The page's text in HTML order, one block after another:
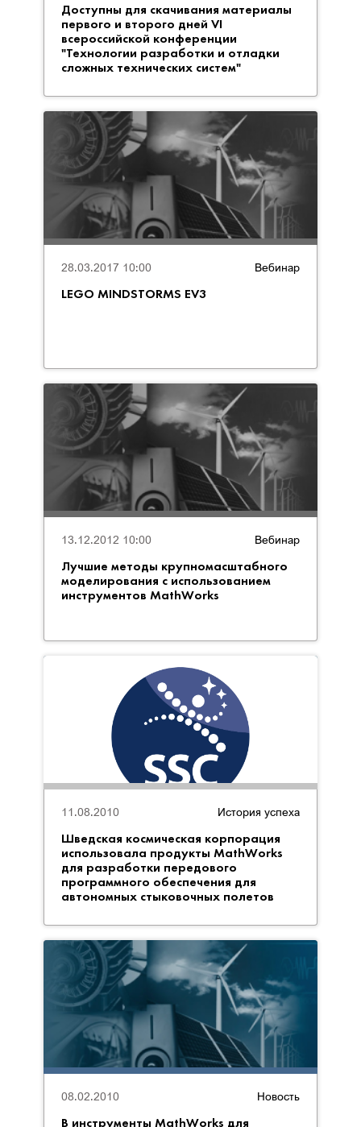
Доступны для скачивания материалы
первого и второго дней VI
всероссийской конференции
"Технологии разработки и отладки
сложных технических систем"
Вебинар
LEGO MINDSTORMS EV3
28.03.2017 10:00
Вебинар
Лучшие методы крупномасштабного
моделирования с использованием
инструментов MathWorks
13.12.2012 10:00
История успеха
Шведская космическая корпорация
использовала продукты MathWorks
для разработки передового
программного обеспечения для
автономных стыковочных полетов
11.08.2010
Новость
В инструменты MathWorks для
08.02.2010